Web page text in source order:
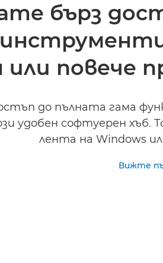
бърз
или повече
до пълната гама
удобен софтуерен
лента на Windows
Вижте